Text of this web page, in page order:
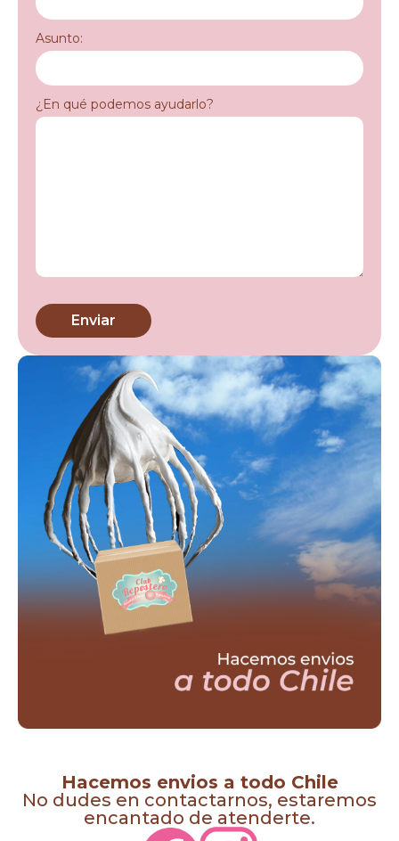
Asunto:
¿En qué podemos ayudarlo?
Hacemos envios a todo Chile
No dudes en contactarnos, estaremos
encantado de atenderte.